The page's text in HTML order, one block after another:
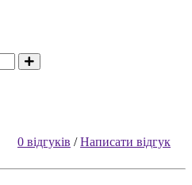
0 відгуків /Написати відгук